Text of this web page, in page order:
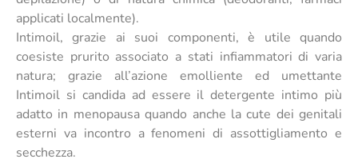
applicati localmente).
Intimoil, grazie ai suoi componenti, è utile quando
coesiste prurito associato a stati infiammatori di varia
natura; grazie all’azione emolliente ed umettante
Intimoil si candida ad essere il detergente intimo più
adatto in menopausa quando anche la cute dei genitali
esterni va incontro a fenomeni di assottigliamento e
secchezza.